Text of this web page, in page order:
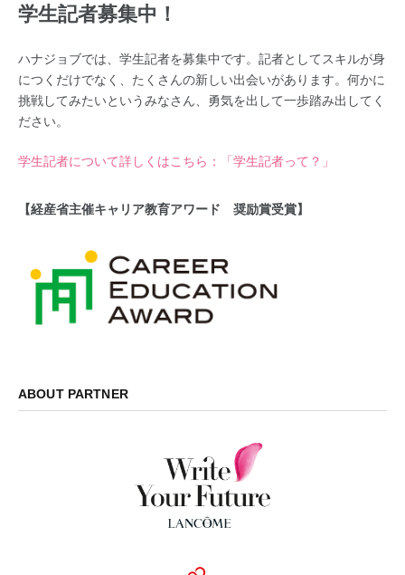
学生記者募集中！
ハナジョブでは、学生記者を募集中です。記者としてスキルが身
につくだけでなく、たくさんの新しい出会いがあります。何かに
挑戦してみたいというみなさん、勇気を出して一歩踏み出してく
ださい。
学生記者について詳しくはこちら：「学生記者って？」
【経産省主催キャリア教育アワード 奨励賞受賞】
ABOUT PARTNER